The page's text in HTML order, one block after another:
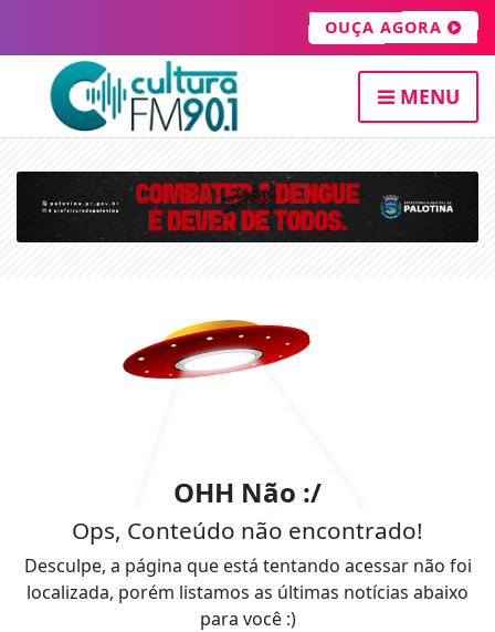
OUÇA AGORA
MENU
OHH Não :/
Ops, Conteúdo não encontrado!
Desculpe, a página que está tentando acessar não foi
localizada, porém listamos as últimas notícias abaixo
para você :)